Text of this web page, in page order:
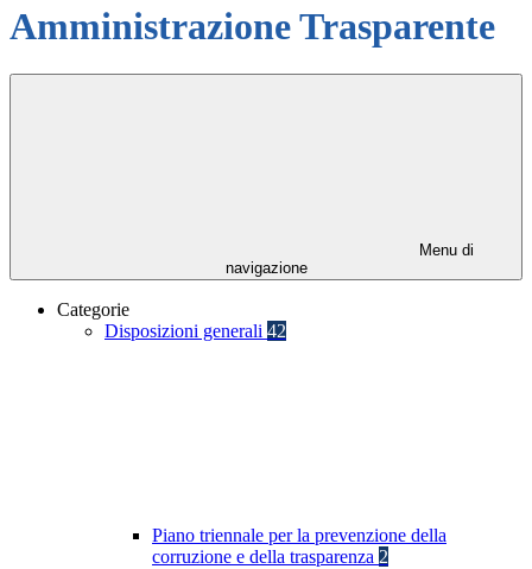
Amministrazione Trasparente
Menu di
navigazione
Categorie
Disposizioni generali 42
Piano triennale per la prevenzione della
corruzione e della trasparenza 2